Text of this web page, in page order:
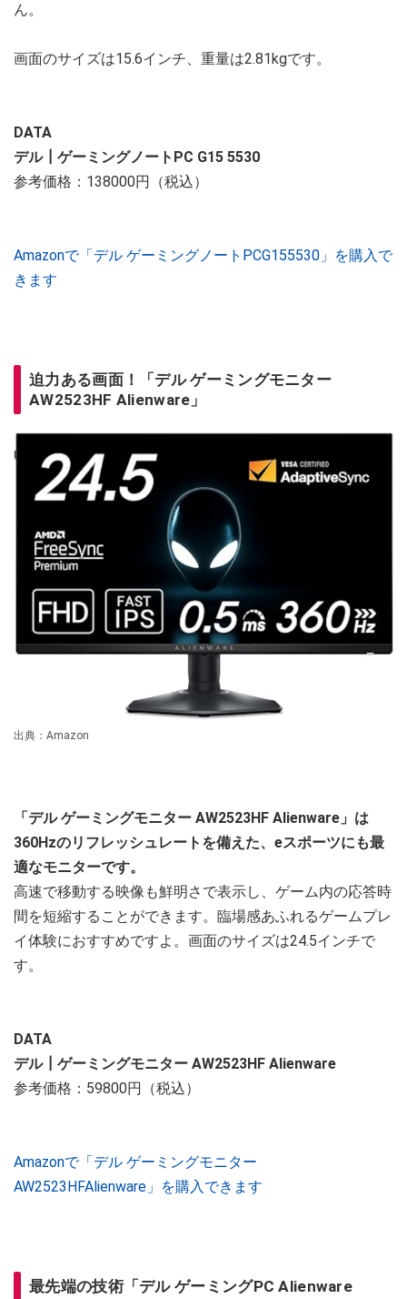
ん。
画面のサイズは15.6インチ、重量は2.81kgです。
DATA
デル┃ゲーミングノートPC G15 5530
参考価格：138000円（税込）
Amazonで「デル ゲーミングノートPCG155530」を購入で
きます
迫力ある画面！「デル ゲーミングモニター
AW2523HF Alienware」
出典：Amazon
「デル ゲーミングモニター AW2523HF Alienware」は
360Hzのリフレッシュレートを備えた、eスポーツにも最
適なモニターです。
高速で移動する映像も鮮明さで表示し、ゲーム内の応答時
間を短縮することができます。臨場感あふれるゲームプレ
イ体験におすすめですよ。画面のサイズは24.5インチで
す。
DATA
デル┃ゲーミングモニター AW2523HF Alienware
参考価格：59800円（税込）
Amazonで「デル ゲーミングモニター
AW2523HFAlienware」を購入できます
最先端の技術「デル ゲーミングPC Alienware